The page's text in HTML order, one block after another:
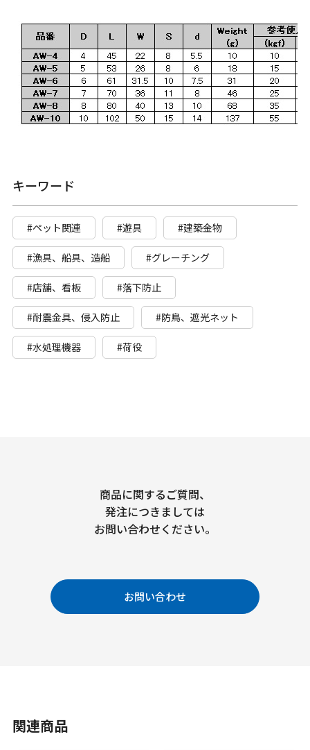
キーワード
#ペット関連 #遊具 #建築金物
#漁具、船具、造船 #グレーチング
#店舗、看板 #落下防止
#耐震金具、侵入防止 #防鳥、遮光ネット
#水処理機器 #荷役
商品に関するご質問、
発注につきましては
お問い合わせください。
お問い合わせ
関連商品